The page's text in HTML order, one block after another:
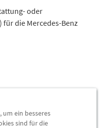
oder
die Mercedes-Benz
um ein besseres
sind für die